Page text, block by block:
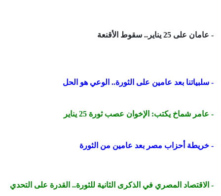
- عامان على 25 يناير.. سقوط الأقنعة
- سلبياتنا بعد عامين على الثورة.. الوعي هو الحل
- عامر شماخ يكتب: الإخوان عصب ثورة 25 يناير
- خريطة أحزاب مصر بعد عامين من الثورة
- الاقتصاد المصري في الذكرى الثانية للثورة.. القدرة على التحدي